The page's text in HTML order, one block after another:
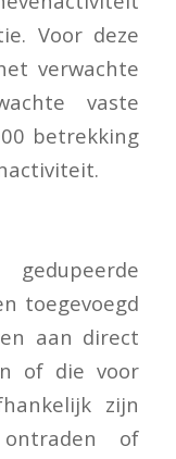
Voor deze
verwachte
vaste
betrekking
toegevoegd
aan direct
of die voor
zijn
of